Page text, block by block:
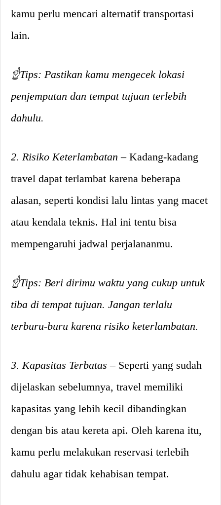
kamu perlu mencari alternatif transportasi
lain.
☝️Tips: Pastikan kamu mengecek lokasi
penjemputan dan tempat tujuan terlebih
dahulu.
2. Risiko Keterlambatan – Kadang-kadang
travel dapat terlambat karena beberapa
alasan, seperti kondisi lalu lintas yang macet
atau kendala teknis. Hal ini tentu bisa
mempengaruhi jadwal perjalananmu.
☝️Tips: Beri dirimu waktu yang cukup untuk
tiba di tempat tujuan. Jangan terlalu
terburu-buru karena risiko keterlambatan.
3. Kapasitas Terbatas – Seperti yang sudah
dijelaskan sebelumnya, travel memiliki
kapasitas yang lebih kecil dibandingkan
dengan bis atau kereta api. Oleh karena itu,
kamu perlu melakukan reservasi terlebih
dahulu agar tidak kehabisan tempat.